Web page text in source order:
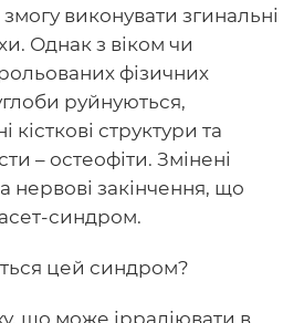
виконувати згинальні
Однак з віком чи
фізичних
руйнуються,
кісткові структури та
– остеофіти. Змінені
нервові закінчення, що
синдром.
цей синдром?